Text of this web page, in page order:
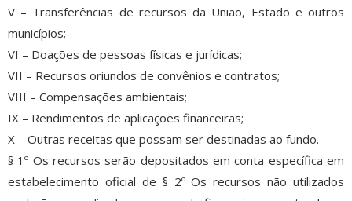
V – Transferências de recursos da União, Estado e outros
municípios;
VI – Doações de pessoas físicas e jurídicas;
VII – Recursos oriundos de convênios e contratos;
VIII – Compensações ambientais;
IX – Rendimentos de aplicações financeiras;
X – Outras receitas que possam ser destinadas ao fundo.
§ 1º Os recursos serão depositados em conta específica em
estabelecimento oficial de § 2º Os recursos não utilizados